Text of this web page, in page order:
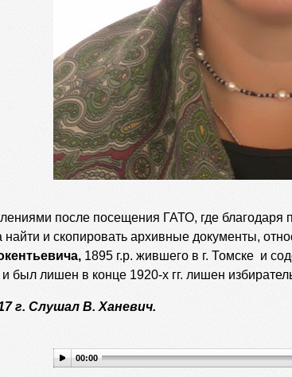
после посещения ГАТО, где благодаря
и скопировать архивные документы,
1895 г.р. жившего в г. Томске и
был лишен в конце 1920-х гг. лишен
г. Слушал В. Ханевич.
00:00